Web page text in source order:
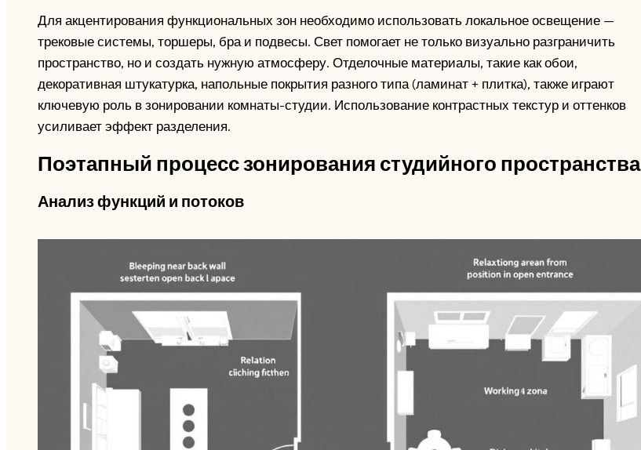
Для акцентирования функциональных зон необходимо использовать локальное освещение —
трековые системы, торшеры, бра и подвесы. Свет помогает не только визуально разграничить
пространство, но и создать нужную атмосферу. Отделочные материалы, такие как обои,
декоративная штукатурка, напольные покрытия разного типа (ламинат + плитка), также играют
ключевую роль в зонировании комнаты-студии. Использование контрастных текстур и оттенков
усиливает эффект разделения.
Поэтапный процесс зонирования студийного пространства
Анализ функций и потоков